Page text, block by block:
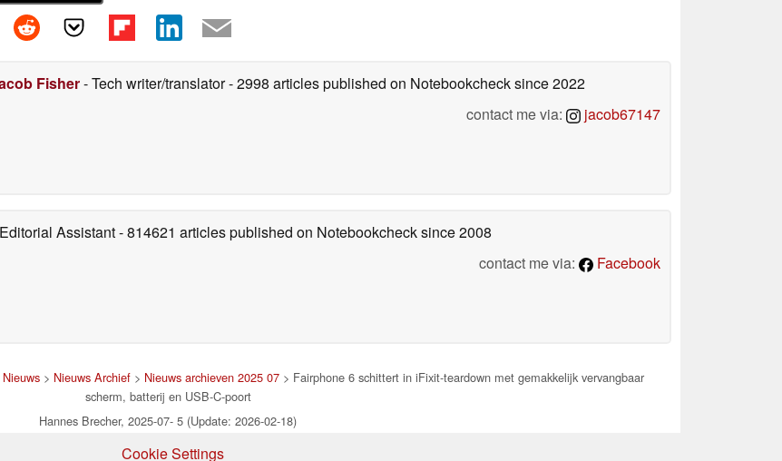
Fisher- Tech writer/translator- 2998 articles published on Notebookchecksince 2022
contact me via:
jacob67147
Assistant- 814621 articles published on Notebookchecksince 2008
contact me via:
Facebook
Nieuws > Nieuws Archief > Nieuws archieven 2025 07 > Fairphone 6 schittert in iFixit-teardown met gemakkelijk vervangbaar
scherm, batterij en USB-C-poort
Hannes Brecher, 2025-07- 5 (Update: 2026-02-18)
Cookie Settings